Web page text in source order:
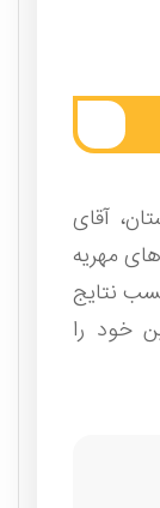
آقای
مهریه
نتایج
خود را